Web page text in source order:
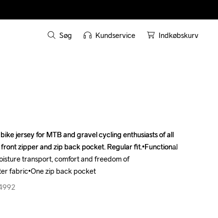
Søg Kundservice Indkøbskurv
jersey for MTB and gravel cycling enthusiasts of all
zipper and zip back pocket. Regular fit.•Functional
transport, comfort and freedom of
fabric•One zip back pocket
jersey for MTB and gravel cycling enthusiasts of all
zipper and zip back pocket. Regular fit.•Functional
transport, comfort and freedom of
fabric•One zip back pocket